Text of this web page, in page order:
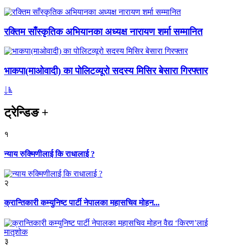
रक्तिम साँस्कृतिक अभियानका अध्यक्ष नारायण शर्मा सम्मानित
भाकपा(माओवादी) का पोलिटव्यूरो सदस्य मिसिर बेसारा गिरफ्तार
ट्रेन्डिङ+
१
न्याय रुक्मिणीलाई कि राधालाई ?
२
क्रान्तिकारी कम्युनिष्ट पार्टी नेपालका महासचिव मोहन...
३